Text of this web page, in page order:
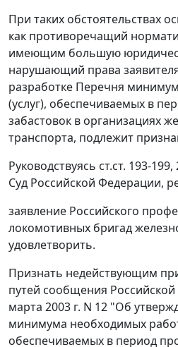
При таких обстоятельствах
как противоречащий
имеющим большую
нарушающий права
разработке Перечня
(услуг), обеспечиваемых в
забастовок в организациях
транспорта, подлежит
Руководствуясь ст.ст. 193-199,
Суд Российской Федерации,
заявление Российского
локомотивных бригад
удовлетворить.
Признать недействующим
путей сообщения
марта 2003 г. N 12 "Об
минимума необходимых
обеспечиваемых в период